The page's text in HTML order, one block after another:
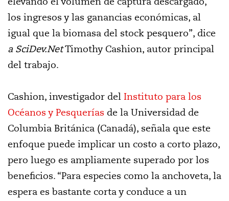
los ingresos y las ganancias económicas, al
igual que la biomasa del stock pesquero”, dice
a SciDev.NetTimothy Cashion, autor principal
del trabajo.
Cashion, investigador del Instituto para los
Océanos y Pesquerías de la Universidad de
Columbia Británica (Canadá), señala que este
enfoque puede implicar un costo a corto plazo,
pero luego es ampliamente superado por los
beneficios. “Para especies como la anchoveta, la
espera es bastante corta y conduce a un